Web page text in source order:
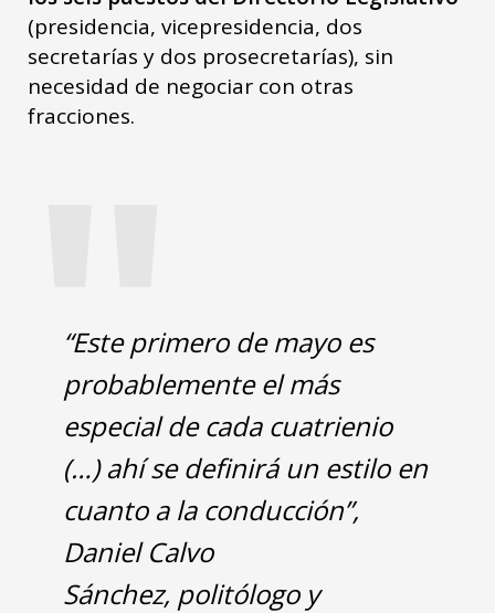
(presidencia, vicepresidencia, dos
secretarías y dos prosecretarías), sin
necesidad de negociar con otras
fracciones.
"
“Este primero de mayo es
probablemente el más
especial de cada cuatrienio
(…) ahí se definirá un estilo en
cuanto a la conducción”,
Daniel Calvo
Sánchez, politólogo y